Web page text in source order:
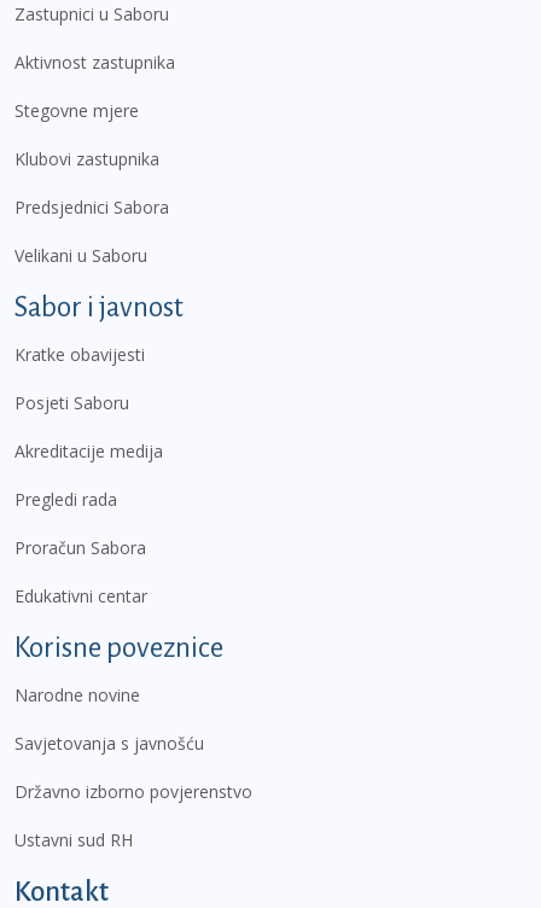
Zastupnici u Saboru
Aktivnost zastupnika
Stegovne mjere
Klubovi zastupnika
Predsjednici Sabora
Velikani u Saboru
Sabor i javnost
Kratke obavijesti
Posjeti Saboru
Akreditacije medija
Pregledi rada
Proračun Sabora
Edukativni centar
Korisne poveznice
Narodne novine
Savjetovanja s javnošću
Državno izborno povjerenstvo
Ustavni sud RH
Kontakt